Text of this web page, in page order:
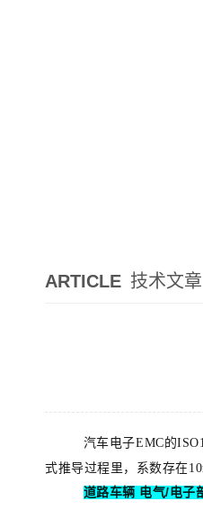
ARTICLE 技术文章
汽车电子EMC的
式推导过程里，系数存在
道路车辆 电气/电子